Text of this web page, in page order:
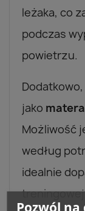
leżaka, co
podczas
powietrzu.
jako
Możliwość
według
idealnie
Pozwól na